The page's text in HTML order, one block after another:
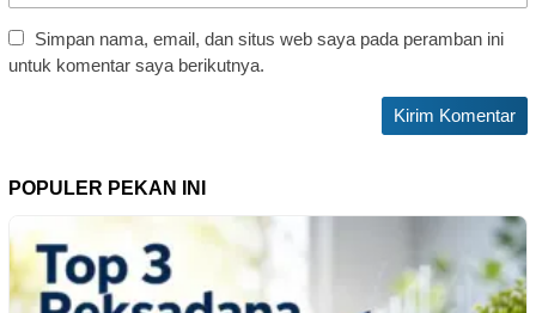
Simpan nama, email, dan situs web saya pada peramban ini
untuk komentar saya berikutnya.
POPULER PEKAN INI